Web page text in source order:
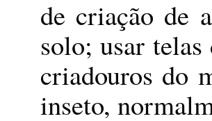
de criação de
solo; usar
criadouros do
inseto,